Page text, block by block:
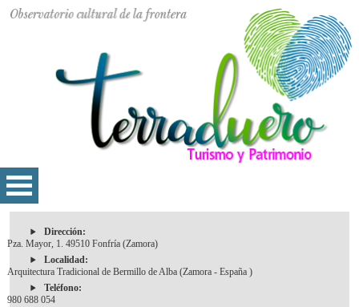
Dirección:
Pza. Mayor, 1. 49510 Fonfría (Zamora)
Localidad:
Arquitectura Tradicional de Bermillo de Alba (Zamora - España )
Teléfono:
980 688 054